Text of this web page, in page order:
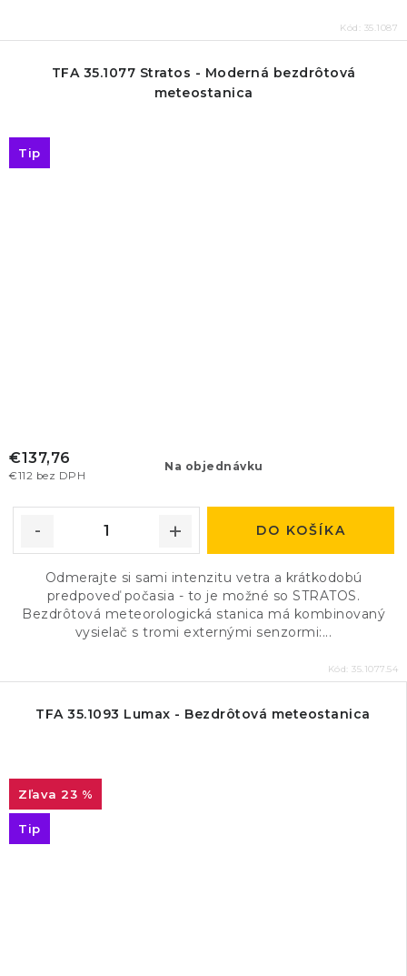
Kód: 35.1087
TFA 35.1077 Stratos - Moderná bezdrôtová
meteostanica
Tip
Na objednávku
€112 bez DPH
€137,76
DO KOŠÍKA
Odmerajte si sami intenzitu vetra a krátkodobú
predpoveď počasia - to je možné so STRATOS.
Bezdrôtová meteorologická stanica má kombinovaný
vysielač s tromi externými senzormi:...
Kód: 35.1077.54
TFA 35.1093 Lumax - Bezdrôtová meteostanica
23 %
Tip